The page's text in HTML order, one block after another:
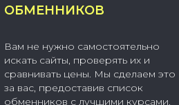
ОБМЕННИКОВ
Вам не нужно самостоятельно
искать сайты, проверять их и
сравнивать цены. Мы сделаем это
за вас, предоставив список
обменников с лучшими курсами.